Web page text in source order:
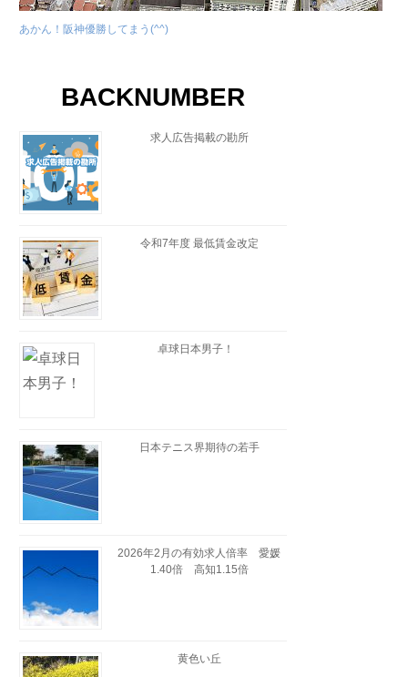
あかん！阪神優勝してまう(^^)
BACKNUMBER
求人広告掲載の勘所
令和7年度 最低賃金改定
卓球日本男子！
日本テニス界期待の若手
2026年2月の有効求人倍率 愛媛
1.40倍 高知1.15倍
黄色い丘